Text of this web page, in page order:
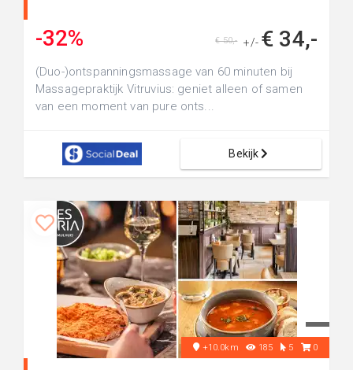
-32% +/- € 34,-
€ 50,-
(Duo-)ontspanningsmassage van 60 minuten bij
Massagepraktijk Vitruvius: geniet alleen of samen
van een moment van pure onts...
Bekijk
+10.0km 185 5 0